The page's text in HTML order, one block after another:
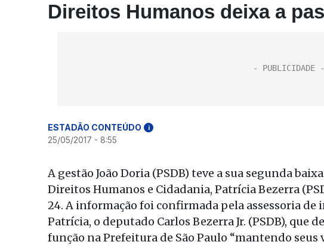
Direitos Humanos deixa a
ESTADÃO CONTEÚDO i
25/05/2017 - 8:55
A gestão João Doria (PSDB) teve a sua segunda
Direitos Humanos e Cidadania, Patrícia Bezerra
24. A informação foi confirmada pela assessoria de
Patrícia, o deputado Carlos Bezerra Jr. (PSDB), que
função na Prefeitura de São Paulo “mantendo seus